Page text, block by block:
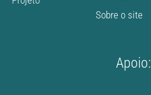
Sobre o site
Apoio: